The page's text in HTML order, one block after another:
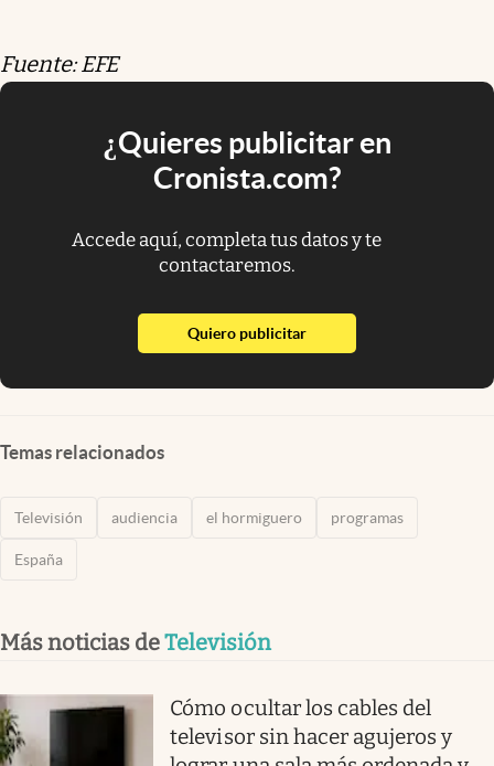
Fuente: EFE
¿Quieres publicitar en
Cronista.com?
Accede aquí, completa tus datos y te
contactaremos.
Quiero publicitarabre en nueva pestaña
Temas relacionados
Televisión audiencia el hormiguero programas
España
Más noticias deTelevisión
Cómo ocultar los cables del
televisor sin hacer agujeros y